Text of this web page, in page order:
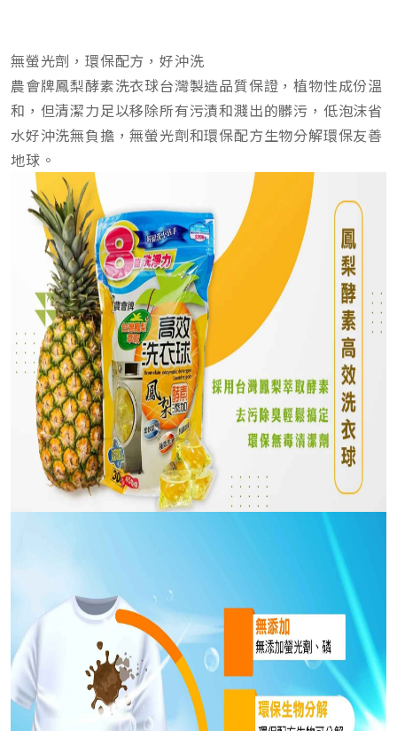
無螢光劑，環保配方，好沖洗
農會牌鳳梨酵素洗衣球台灣製造品質保證，植物性成份溫
和，但清潔力足以移除所有污漬和濺出的髒污，低泡沫省
水好沖洗無負擔，無螢光劑和環保配方生物分解環保友善
地球。